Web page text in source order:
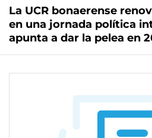
La UCR bonaerense
en una jornada política
apunta a dar la pelea en